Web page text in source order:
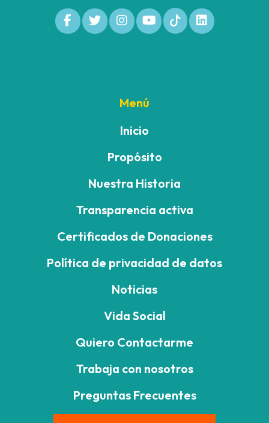
Menú
Inicio
Propósito
Nuestra Historia
Transparencia activa
Certificados de Donaciones
Política de privacidad de datos
Noticias
Vida Social
Quiero Contactarme
Trabaja con nosotros
Preguntas Frecuentes